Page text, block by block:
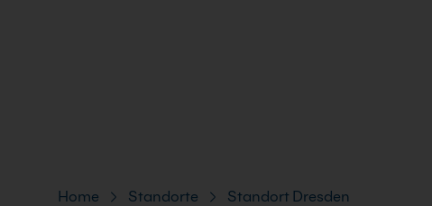
Pfad-Navigation
Home Standorte Standort Dresden